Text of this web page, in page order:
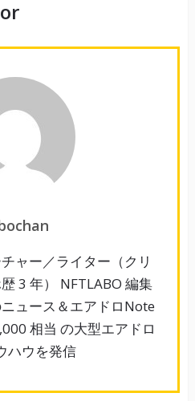
ャー／ライター（クリ
3 年） NFTLABO 編集
ュース＆エアドロNote
相当 の大型エアドロ
ハウを発信